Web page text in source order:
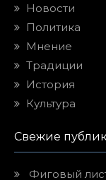
Новости
Политика
Мнение
Традиции
История
Культура
Свежие
Фиговый